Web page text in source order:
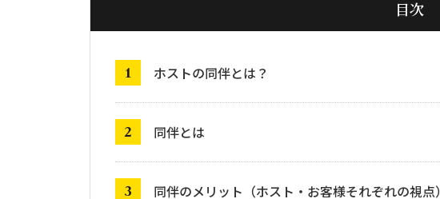
目次
ホストの同伴とは？
同伴とは
同伴のメリット（ホスト・お客様それぞれの視点）